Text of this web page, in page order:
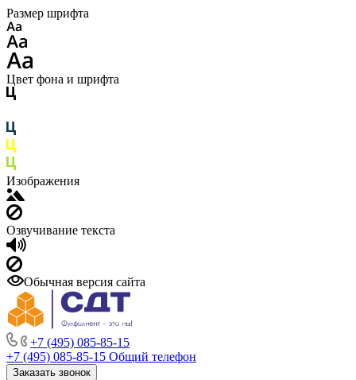
Размер шрифта
Цвет фона и шрифта
Изображения
Озвучивание текста
Обычная версия сайта
+7 (495) 085-85-15
+7 (495) 085-85-15 Общий телефон
Заказать звонок